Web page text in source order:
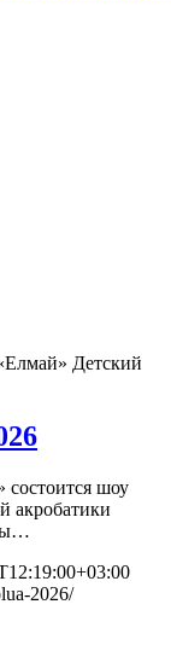
Детский
состоится шоу
акробатики
2026/